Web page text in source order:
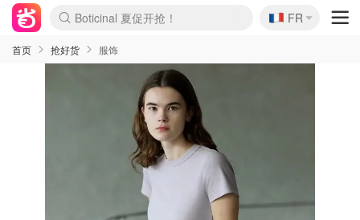
4折！lulu周四疯狂上新
还没结束！&OtherStories大促
Joybuy变相75折 随时失效
速领！Stanley独家85折
疑似霸哥！Camper额外叠85折
Zalando 奥莱闪促！每日更新
Moncler反季囤！5折起+叠9折
Coach Brooklyn仅€192
🇫🇷
FR
首页 抢好货 服饰